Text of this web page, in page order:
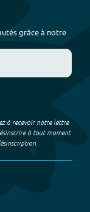
grâce à notre
à recevoir notre lettre
à tout moment